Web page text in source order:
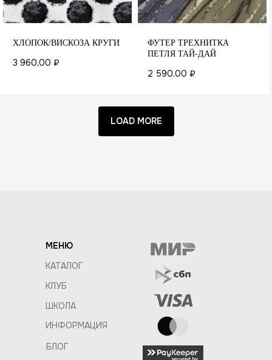
ХЛОПОК/ВИСКОЗА КРУГИ
3 960,00 ₽
ФУТЕР ТРЕХНИТКА
ПЕТЛЯ ТАЙ-ДАЙ
2 590,00 ₽
LOAD MORE
МЕНЮ
КАТАЛОГ
КЛУБ
ШКОЛА
ИНФОРМАЦИЯ
БЛОГ